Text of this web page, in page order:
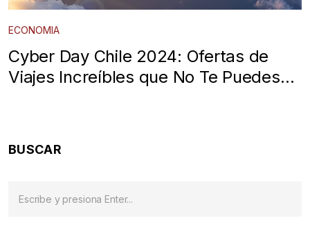
ECONOMIA
Cyber Day Chile 2024: Ofertas de
Viajes Increíbles que No Te Puedes
BUSCAR